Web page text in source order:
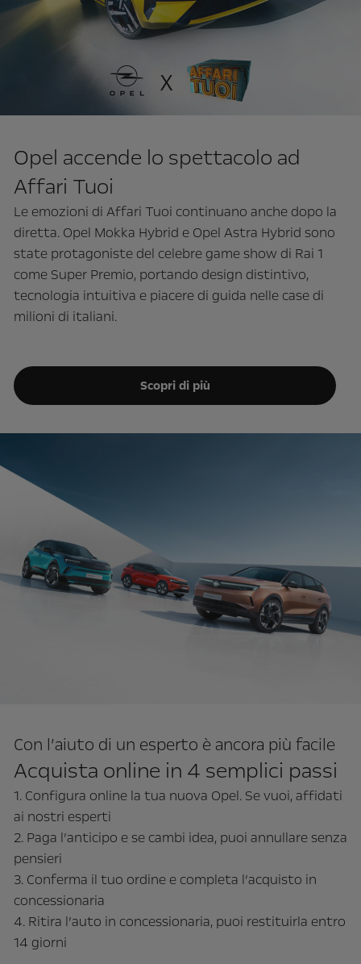
Opel accende lo spettacolo ad
Affari Tuoi
Le emozioni di Affari Tuoi continuano anche dopo la
diretta. Opel Mokka Hybrid e Opel Astra Hybrid sono
state protagoniste del celebre game show di Rai 1
come Super Premio, portando design distintivo,
tecnologia intuitiva e piacere di guida nelle case di
milioni di italiani.
Scopri di più
Con l’aiuto di un esperto è ancora più facile
Acquista online in 4 semplici passi
1. Configura online la tua nuova Opel. Se vuoi, affidati
ai nostri esperti
2. Paga l’anticipo e se cambi idea, puoi annullare senza
pensieri
3. Conferma il tuo ordine e completa l’acquisto in
concessionaria
4. Ritira l’auto in concessionaria, puoi restituirla entro
14 giorni